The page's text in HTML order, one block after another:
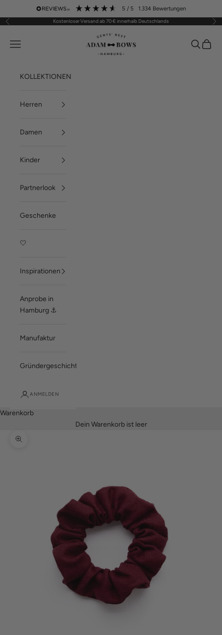
Zum Inhalt springen 5 / 5 1.334 Bewertungen
Zurück Kostenloser Versand ab 70 € innerhalb Deutschlands Vor
ADAM BOWS
Menü Suchen
KOLLEKTIONEN
Herren
Damen
Kinder
Partnerlook
Geschenke
🤍
Inspirationen
Anprobe in
Hamburg ⚓
Manufaktur
Gründergeschichte
ANMELDEN
Warenkorb
Dein Warenkorb ist leer
Bild vergrößern